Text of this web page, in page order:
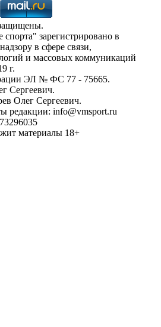
зарегистрировано в
в сфере связи,
и массовых коммуникаций
г.
ЭЛ № ФС 77 - 75665.
Сергеевич.
Олег Сергеевич.
редакции: info@vmsport.ru
материалы 18+